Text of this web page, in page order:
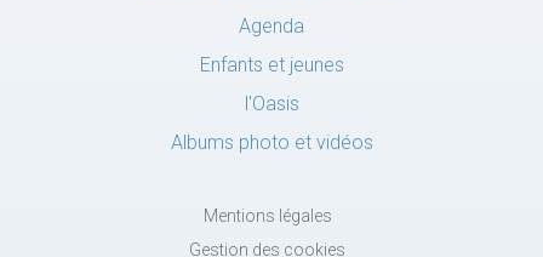
Agenda
Enfants et jeunes
l'Oasis
Albums photo et vidéos
Mentions légales
Gestion des cookies